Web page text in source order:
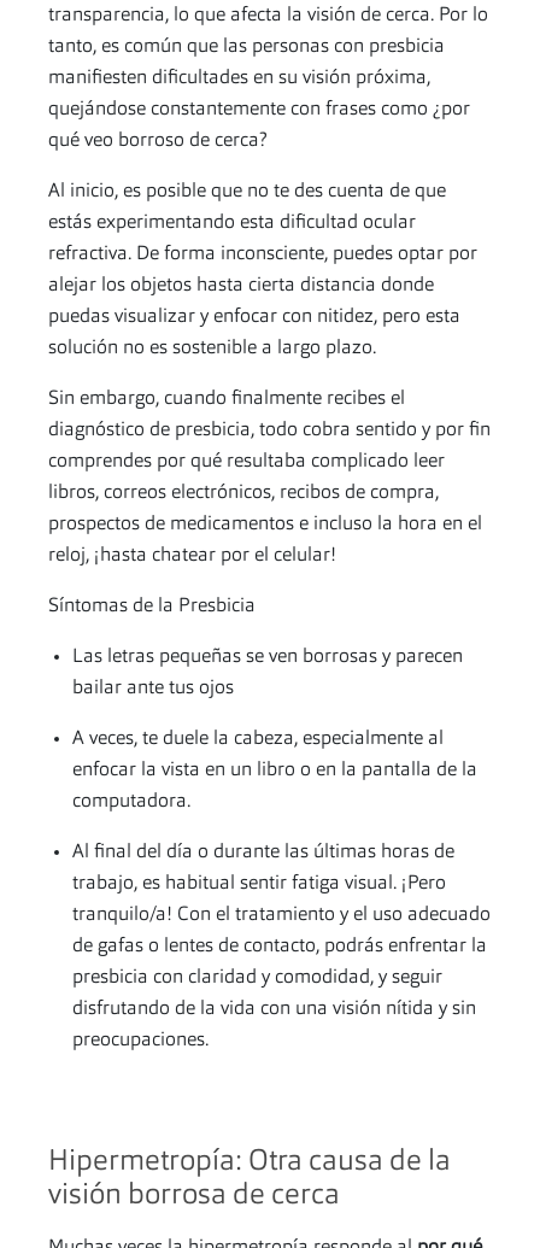
transparencia, lo que afecta la visión de cerca. Por lo
tanto, es común que las personas con presbicia
manifiesten dificultades en su visión próxima,
quejándose constantemente con frases como ¿por
qué veo borroso de cerca?
Al inicio, es posible que no te des cuenta de que
estás experimentando esta dificultad ocular
refractiva. De forma inconsciente, puedes optar por
alejar los objetos hasta cierta distancia donde
puedas visualizar y enfocar con nitidez, pero esta
solución no es sostenible a largo plazo.
Sin embargo, cuando finalmente recibes el
diagnóstico de presbicia, todo cobra sentido y por fin
comprendes por qué resultaba complicado leer
libros, correos electrónicos, recibos de compra,
prospectos de medicamentos e incluso la hora en el
reloj, ¡hasta chatear por el celular!
Síntomas de la Presbicia
Las letras pequeñas se ven borrosas y parecen
bailar ante tus ojos
A veces, te duele la cabeza, especialmente al
enfocar la vista en un libro o en la pantalla de la
computadora.
Al final del día o durante las últimas horas de
trabajo, es habitual sentir fatiga visual. ¡Pero
tranquilo/a! Con el tratamiento y el uso adecuado
de gafas o lentes de contacto, podrás enfrentar la
presbicia con claridad y comodidad, y seguir
disfrutando de la vida con una visión nítida y sin
preocupaciones.
Hipermetropía: Otra causa de la
visión borrosa de cerca